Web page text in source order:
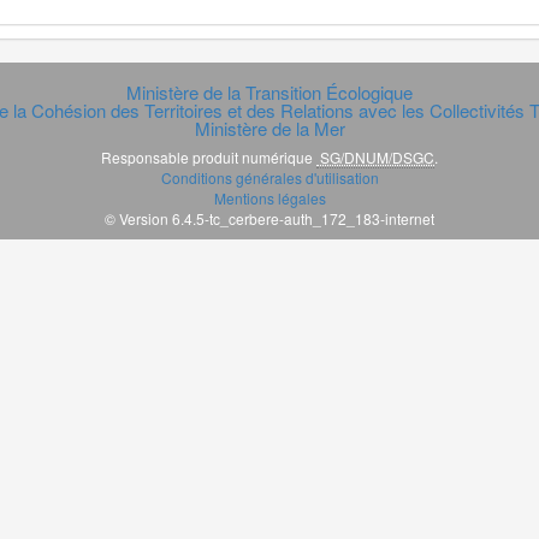
Ministère de la Transition Écologique
la Cohésion des Territoires et des Relations avec les Collectivités
Ministère de la Mer
Responsable produit numérique SG/DNUM/DSGC
Conditions générales d'utilisation
Mentions légales
© Version 6.4.5-tc_cerbere-auth_172_183-internet